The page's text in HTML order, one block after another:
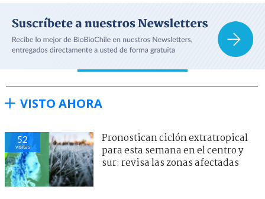
VISTO AHORA
52
visitas
Pronostican ciclón extratropical
para esta semana en el centro y
sur: revisa las zonas afectadas